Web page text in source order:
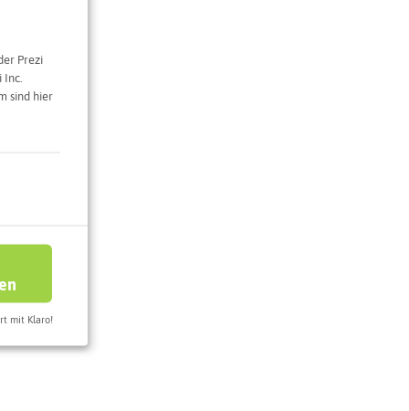
Karte
Prezi
Inc.
sind hier
mit Klaro!